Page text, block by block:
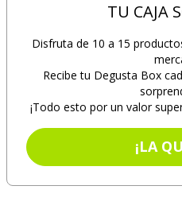
TU CAJA
Disfruta de 10 a 15
Recibe tu Degusta Box
¡Todo esto por un valor
¡LA